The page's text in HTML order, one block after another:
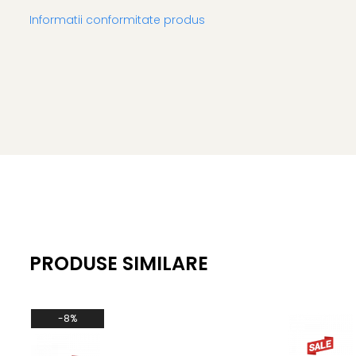
Informatii conformitate produs
PRODUSE SIMILARE
-8%